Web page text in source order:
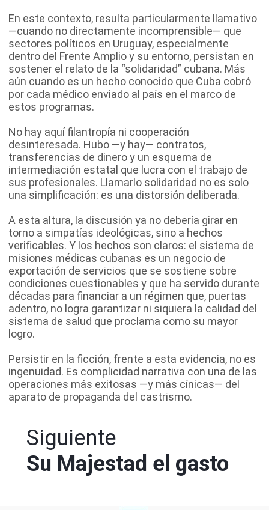
En este contexto, resulta particularmente llamativo
—cuando no directamente incomprensible— que
sectores políticos en Uruguay, especialmente
dentro del Frente Amplio y su entorno, persistan en
sostener el relato de la “solidaridad” cubana. Más
aún cuando es un hecho conocido que Cuba cobró
por cada médico enviado al país en el marco de
estos programas.
No hay aquí filantropía ni cooperación
desinteresada. Hubo —y hay— contratos,
transferencias de dinero y un esquema de
intermediación estatal que lucra con el trabajo de
sus profesionales. Llamarlo solidaridad no es solo
una simplificación: es una distorsión deliberada.
A esta altura, la discusión ya no debería girar en
torno a simpatías ideológicas, sino a hechos
verificables. Y los hechos son claros: el sistema de
misiones médicas cubanas es un negocio de
exportación de servicios que se sostiene sobre
condiciones cuestionables y que ha servido durante
décadas para financiar a un régimen que, puertas
adentro, no logra garantizar ni siquiera la calidad del
sistema de salud que proclama como su mayor
logro.
Persistir en la ficción, frente a esta evidencia, no es
ingenuidad. Es complicidad narrativa con una de las
operaciones más exitosas —y más cínicas— del
aparato de propaganda del castrismo.
Siguiente
Su Majestad el gasto